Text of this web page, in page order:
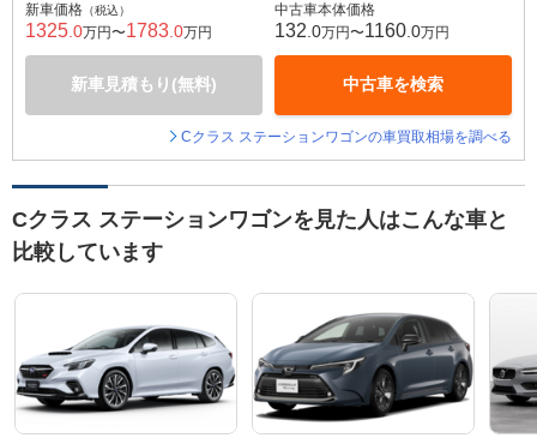
新車価格 （税込）
1325 .0万円〜1783 .0万円
新車見積もり(無料)
中古車本体価格
132 .0万円〜1160 .0万円
中古車を検索
Cクラス ステーションワゴンの車買取相場を調べる
Cクラス ステーションワゴンを見た人はこんな車と
比較しています